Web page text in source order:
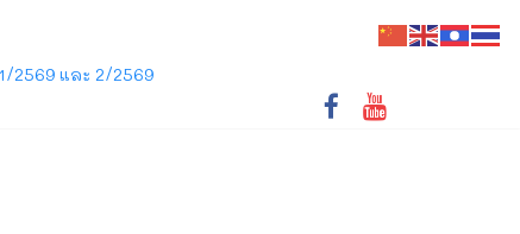
ลย ว่าด้วยการจัดการศึกษาระดับปริญญาตรี